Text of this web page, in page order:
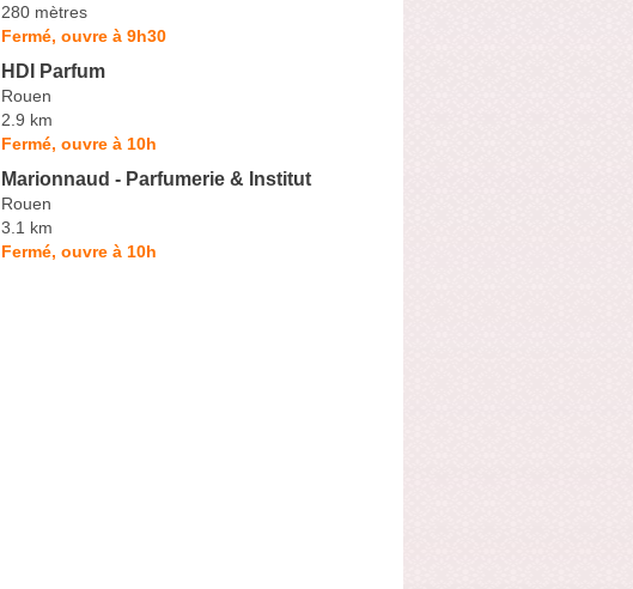
280 mètres
Fermé, ouvre à 9h30
HDI Parfum
Rouen
2.9 km
Fermé, ouvre à 10h
Marionnaud - Parfumerie & Institut
Rouen
3.1 km
Fermé, ouvre à 10h